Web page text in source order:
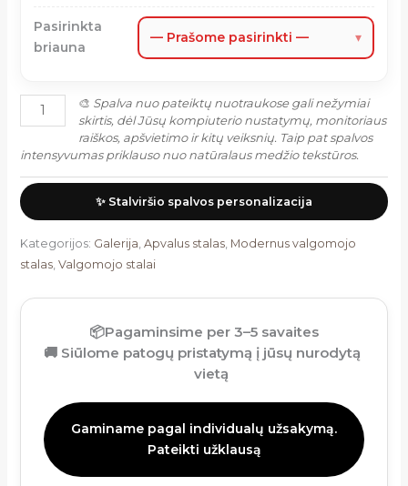
Pasirinkta
briauna
— Prašome pasirinkti — ▾
🎨 Spalva nuo pateiktų nuotraukose gali nežymiai
skirtis, dėl Jūsų kompiuterio nustatymų, monitoriaus
raiškos, apšvietimo ir kitų veiksnių. Taip pat spalvos
intensyvumas priklauso nuo natūralaus medžio tekstūros.
✨ Stalviršio spalvos personalizacija
Kategorijos: Galerija, Apvalus stalas, Modernus valgomojo
stalas, Valgomojo stalai
📦Pagaminsime per 3–5 savaites
🚚 Siūlome patogų pristatymą į jūsų nurodytą
vietą
Gaminame pagal individualų užsakymą.
Pateikti užklausą